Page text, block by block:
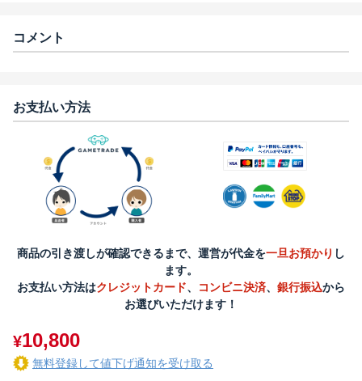
コメント
お支払い方法
商品の引き渡しが確認できるまで、運営が代金を一旦お預かり し
ます。
お支払い方法はクレジットカード、 コンビニ決済、 銀行振込から
お選びいただけます！
¥10,800
無料登録して値下げ通知を受け取る